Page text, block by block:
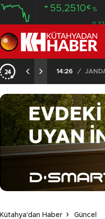
55,2510€ %
0.32
02:03 /
Kütahya'dan Haber Güncel